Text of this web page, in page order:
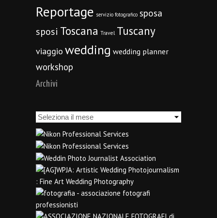
Reportage servizio fotografico sposa
sposi Toscana Travel Tuscany
viaggio wedding wedding planner
workshop
Archivi
Archivi